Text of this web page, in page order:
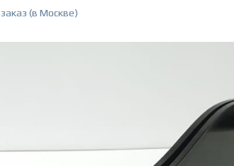
(в Москве)